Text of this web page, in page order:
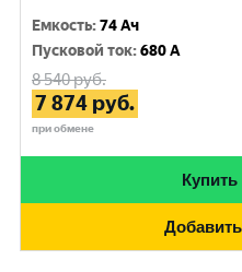
Емкость:74 Ач
Пусковой ток:680 A
8 540руб.
7 874 руб.
при обмене